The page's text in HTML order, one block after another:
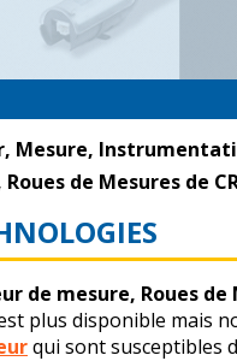
Mesure,
de Mesures de
de mesure, Roues de
plus disponible mais
qui sont susceptibles